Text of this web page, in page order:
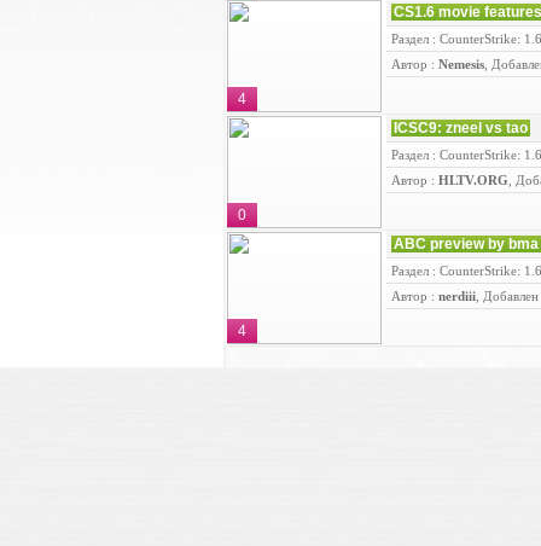
4
CS1.6 movie
Раздел : CounterStrike: 1.6
Автор : Nemesis ,
0
ICSC9: zneel vs tao
Раздел : CounterStrike: 1.6
Автор : HLTV.ORG ,
4
ABC preview by bma
Раздел : CounterStrike: 1.6
Автор : nerdiii ,